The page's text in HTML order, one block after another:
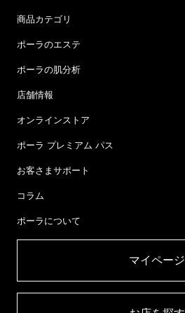
商品カテゴリ
ポーラのエステ
ポーラの肌分析
店舗情報
オンラインストア
ポーラ プレミアム パス
お客さまサポート
コラム
ポーラについて
マイページ​